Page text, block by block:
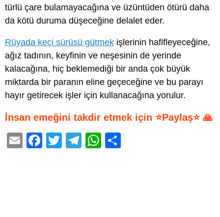
türlü çare bulamayacağına ve üzüntüden ötürü daha
da kötü duruma düşeceğine delalet eder.
Rüyada keçi sürüsü gütmek işlerinin hafifleyeceğine,
ağız tadının, keyfinin ve neşesinin de yerinde
kalacağına, hiç beklemediği bir anda çok büyük
miktarda bir paranın eline geçeceğine ve bu parayı
hayır getirecek işler için kullanacağına yorulur.
İnsan emeğini takdir etmek için ⭐Paylaş⭐ 🙏
E
F
T
T
W